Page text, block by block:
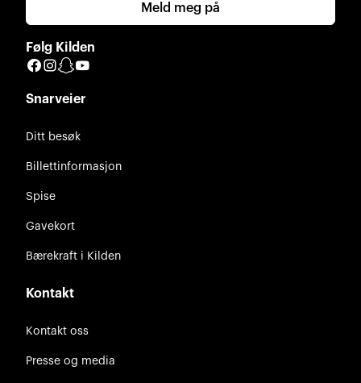
Meld meg på
Følg Kilden
Facebook
Instagram
Snapchat
Snarveier
Ditt besøk
Billettinformasjon
Spise
Gavekort
Bærekraft i Kilden
Kontakt
Kontakt oss
Presse og media